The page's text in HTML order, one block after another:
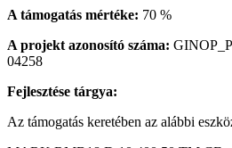
A támogatás mértéke: 70 %
A projekt azonosító száma:
04258
Fejlesztése tárgya:
Az támogatás keretében az alábbi